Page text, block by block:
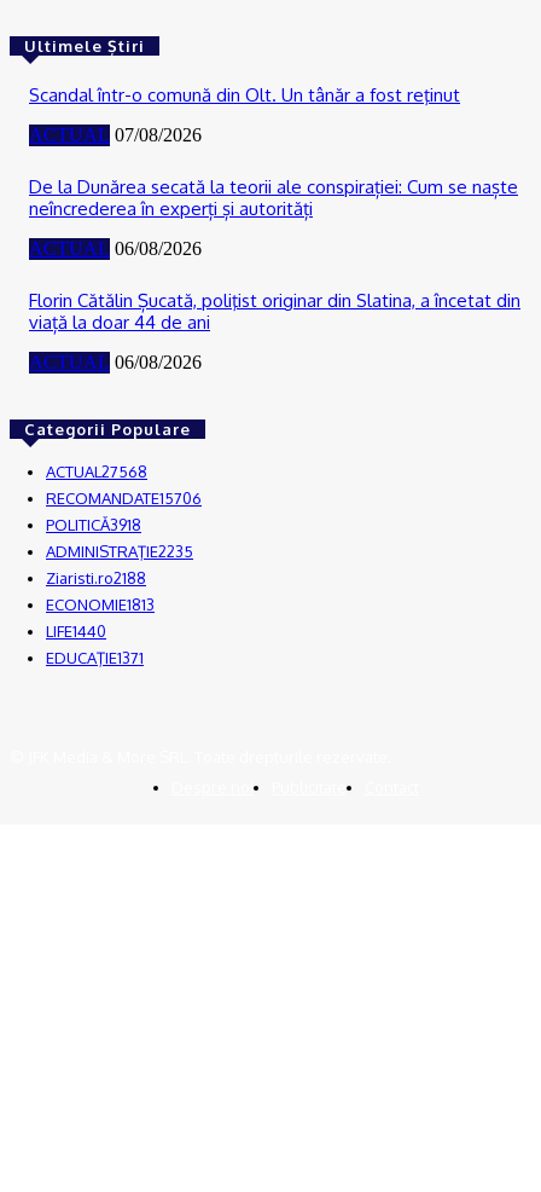
Ultimele Știri
Scandal într-o comună din Olt. Un tânăr a fost reţinut
ACTUAL 07/08/2026
De la Dunărea secată la teorii ale conspirației: Cum se naște
neîncrederea în experți și autorități
ACTUAL 06/08/2026
Florin Cătălin Șucată, poliţist originar din Slatina, a încetat din
viață la doar 44 de ani
ACTUAL 06/08/2026
Categorii Populare
ACTUAL27568
RECOMANDATE15706
POLITICĂ3918
ADMINISTRAŢIE2235
Ziaristi.ro2188
ECONOMIE1813
LIFE1440
EDUCAŢIE1371